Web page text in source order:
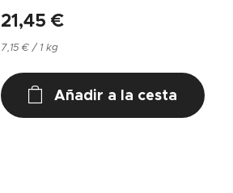
21,45 €
7,15 € / 1 kg
Añadir a la cesta